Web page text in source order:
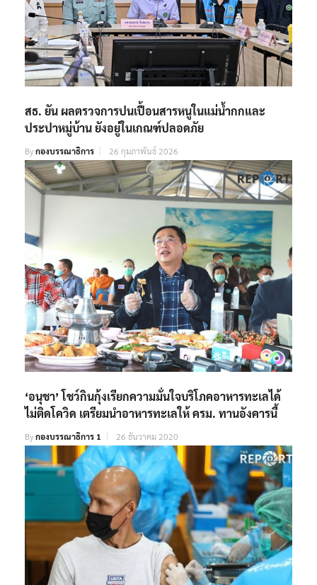
สธ. ยัน ผลตรวจการปนเปื้อนสารหนูในแม่น้ำกกและ
ประปาหมู่บ้าน ยังอยู่ในเกณฑ์ปลอดภัย
Byกองบรรณาธิการ 26 กุมภาพันธ์ 2026
‘อนุชา’ โชว์กินกุ้งเรียกความมั่นใจบริโภคอาหารทะเลได้
ไม่ติดโควิด เตรียมนำอาหารทะเลให้ ครม. ทานอังคารนี้
Byกองบรรณาธิการ 1 26 ธันวาคม 2020